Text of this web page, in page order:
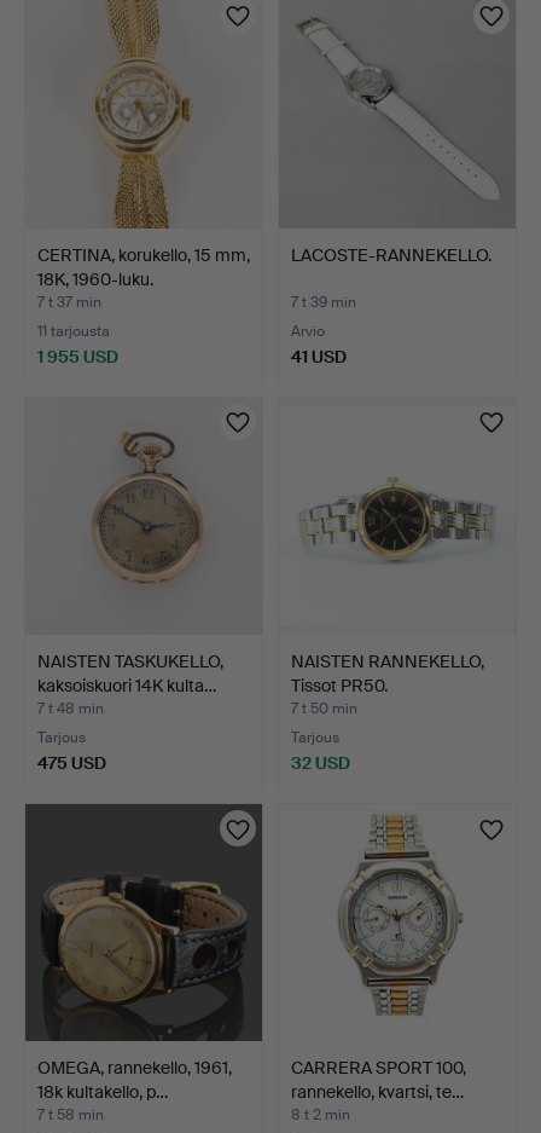
CERTINA, korukello, 15 mm,
18K, 1960-luku.
7 t 37 min
11 tarjousta
1 955 USD
LACOSTE-RANNEKELLO.
7 t 39 min
Arvio
41 USD
NAISTEN TASKUKELLO,
kaksoiskuori 14K kulta…
7 t 48 min
Tarjous
475 USD
NAISTEN RANNEKELLO,
Tissot PR50.
7 t 50 min
Tarjous
32 USD
OMEGA, rannekello, 1961,
18k kultakello, p…
7 t 58 min
CARRERA SPORT 100,
rannekello, kvartsi, te…
8 t 2 min